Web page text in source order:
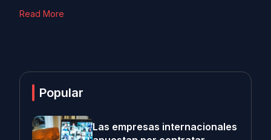
Read More
Popular
Las empresas internacionales